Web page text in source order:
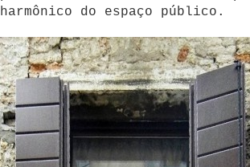
harmônico do espaço público.